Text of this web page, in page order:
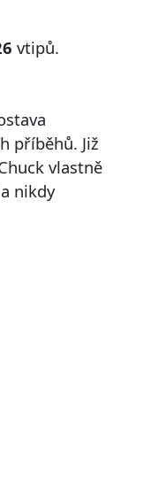
vtipů.
příběhů. Již
vlastně
nikdy